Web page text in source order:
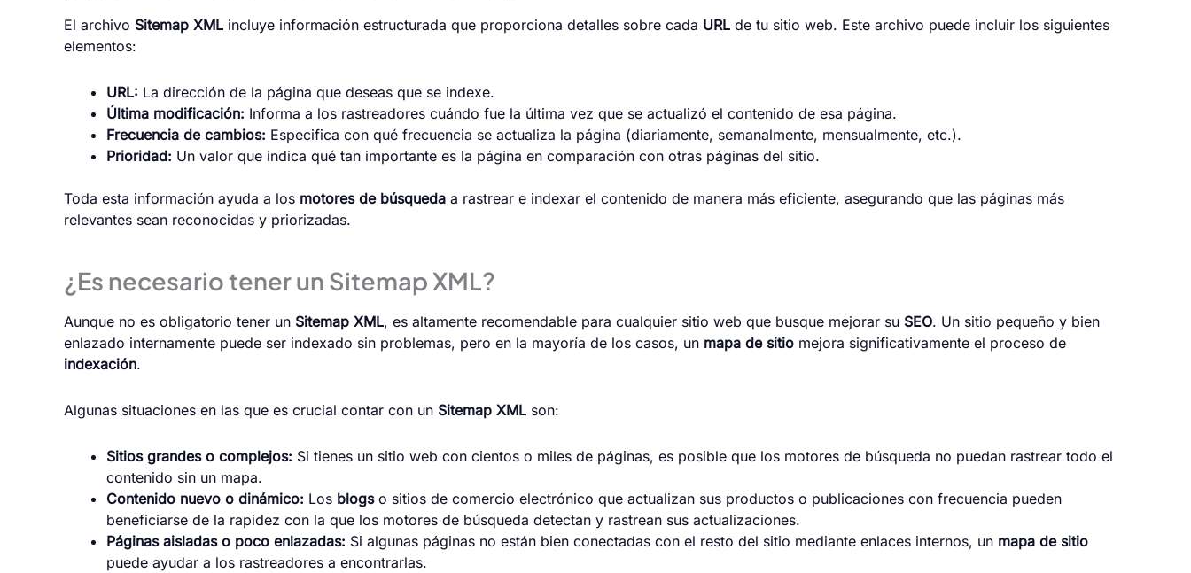
El archivo Sitemap XML incluye información estructurada que proporciona detalles sobre cada URL de tu sitio web. Este archivo puede incluir los siguientes
elementos:
URL: La dirección de la página que deseas que se indexe.
Última modificación: Informa a los rastreadores cuándo fue la última vez que se actualizó el contenido de esa página.
Frecuencia de cambios: Especifica con qué frecuencia se actualiza la página (diariamente, semanalmente, mensualmente, etc.).
Prioridad: Un valor que indica qué tan importante es la página en comparación con otras páginas del sitio.
Toda esta información ayuda a los motores de búsqueda a rastrear e indexar el contenido de manera más eficiente, asegurando que las páginas más
relevantes sean reconocidas y priorizadas.
¿Es necesario tener un Sitemap XML?
Aunque no es obligatorio tener un Sitemap XML, es altamente recomendable para cualquier sitio web que busque mejorar su SEO. Un sitio pequeño y bien
enlazado internamente puede ser indexado sin problemas, pero en la mayoría de los casos, un mapa de sitio mejora significativamente el proceso de
indexación.
Algunas situaciones en las que es crucial contar con un Sitemap XML son:
Sitios grandes o complejos: Si tienes un sitio web con cientos o miles de páginas, es posible que los motores de búsqueda no puedan rastrear todo el
contenido sin un mapa.
Contenido nuevo o dinámico: Los blogso sitios de comercio electrónico que actualizan sus productos o publicaciones con frecuencia pueden
beneficiarse de la rapidez con la que los motores de búsqueda detectan y rastrean sus actualizaciones.
Páginas aisladas o poco enlazadas: Si algunas páginas no están bien conectadas con el resto del sitio mediante enlaces internos, un mapa de sitio
puede ayudar a los rastreadores a encontrarlas.